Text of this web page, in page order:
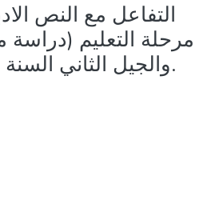
التفاعل مع النص
مرحلة التعليم (دراسة
والجيل الثاني السنة الخامسة نموذجا.